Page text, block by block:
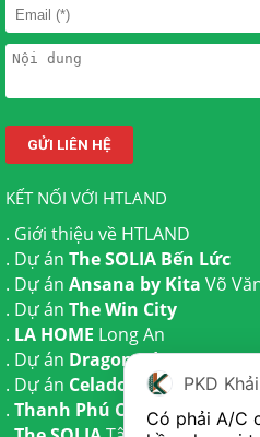
KẾT NỐI VỚI HTLAND
. Giới thiệu về HTLAND
. Dự án The SOLIA Bến Lức
. Dự án Ansana by Kita Võ
. Dự án The Win City
. LA HOME Long An
. Dự án Dragon Eden Long An
. Dự án Celadon City
Tân Phú
. Thanh Phú Centre Point
PKD
Có phải A/C